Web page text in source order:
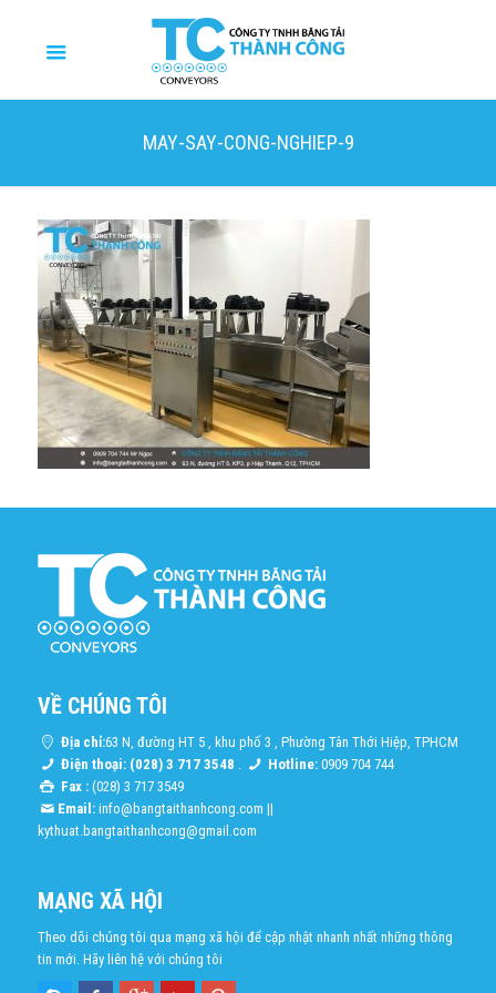
MAY-SAY-CONG-NGHIEP-9
VỀ CHÚNG TÔI
Địa chỉ:63 N, đường HT 5 , khu phố 3 , Phường Tân Thới Hiệp, TPHCM
Điện thoại: (028) 3 717 3548 . Hotline: 0909 704 744
Fax :(028) 3 717 3549
Email: info@bangtaithanhcong.com ||
kythuat.bangtaithanhcong@gmail.com
MẠNG XÃ HỘI
Theo dõi chúng tôi qua mạng xã hội để cập nhật nhanh nhất những thông
tin mới. Hãy liên hệ với chúng tôi